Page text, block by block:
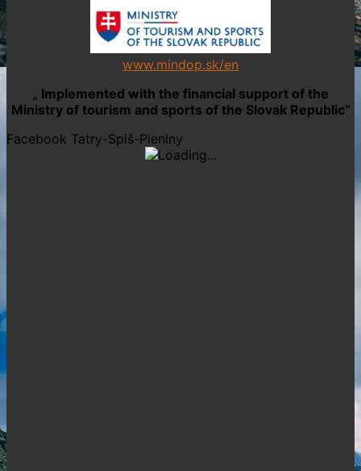
www.mindop.sk/en
„ Implemented with the financial support of the
Ministry of tourism and sports of the Slovak Republic“
Facebook Tatry-Spiš-Pieniny